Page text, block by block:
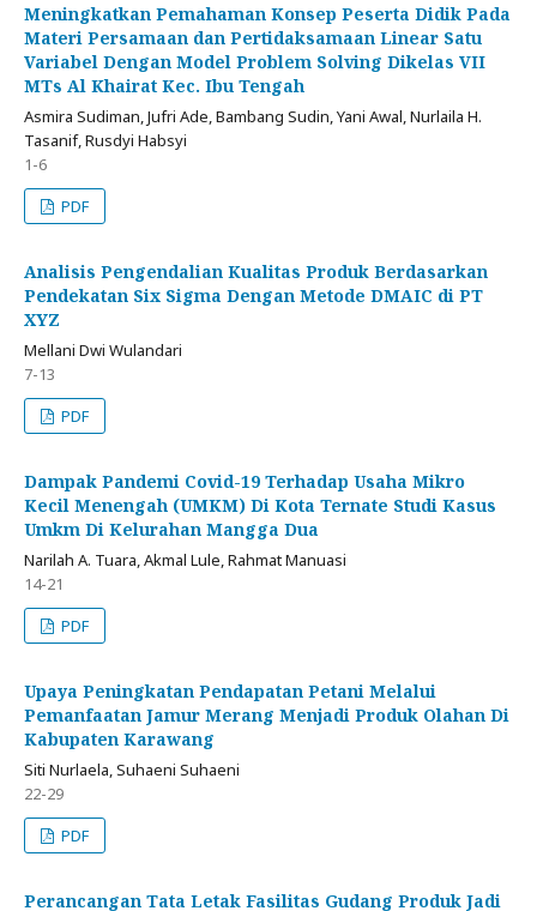
Meningkatkan Pemahaman Konsep Peserta Didik Pada
Materi Persamaan dan Pertidaksamaan Linear Satu
Variabel Dengan Model Problem Solving Dikelas VII
MTs Al Khairat Kec. Ibu Tengah
Asmira Sudiman, Jufri Ade, Bambang Sudin, Yani Awal, Nurlaila H.
Tasanif, Rusdyi Habsyi
1-6
PDF
Analisis Pengendalian Kualitas Produk Berdasarkan
Pendekatan Six Sigma Dengan Metode DMAIC di PT
XYZ
Mellani Dwi Wulandari
7-13
PDF
Dampak Pandemi Covid-19 Terhadap Usaha Mikro
Kecil Menengah (UMKM) Di Kota Ternate Studi Kasus
Umkm Di Kelurahan Mangga Dua
Narilah A. Tuara, Akmal Lule, Rahmat Manuasi
14-21
PDF
Upaya Peningkatan Pendapatan Petani Melalui
Pemanfaatan Jamur Merang Menjadi Produk Olahan Di
Kabupaten Karawang
Siti Nurlaela, Suhaeni Suhaeni
22-29
PDF
Perancangan Tata Letak Fasilitas Gudang Produk Jadi